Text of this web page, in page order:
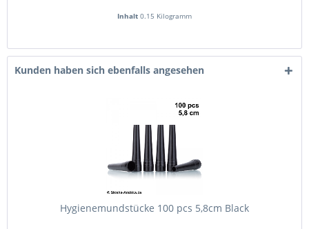
Inhalt 0.15 Kilogramm
Kunden haben sich ebenfalls angesehen
Hygienemundstücke 100 pcs 5,8cm Black